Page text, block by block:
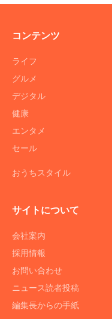
コンテンツ
ライフ
グルメ
デジタル
健康
エンタメ
セール
おうちスタイル
サイトについて
会社案内
採用情報
お問い合わせ
ニュース読者投稿
編集長からの手紙